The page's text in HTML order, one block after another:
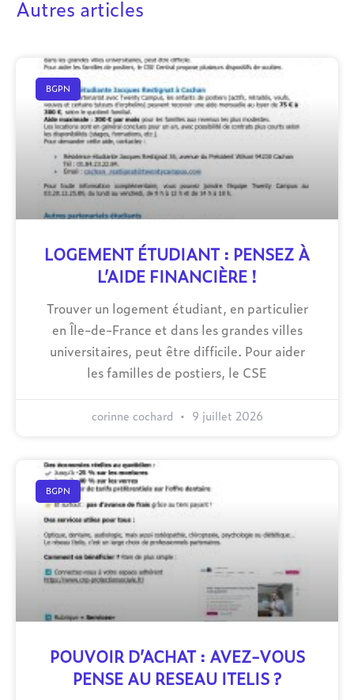
Autres articles
BGPN
LOGEMENT ÉTUDIANT : PENSEZ À
L’AIDE FINANCIÈRE !
Trouver un logement étudiant, en particulier
en Île-de-France et dans les grandes villes
universitaires, peut être difficile. Pour aider
les familles de postiers, le CSE
corinne cochard 9 juillet 2026
BGPN
POUVOIR D’ACHAT : AVEZ-VOUS
PENSE AU RESEAU ITELIS ?